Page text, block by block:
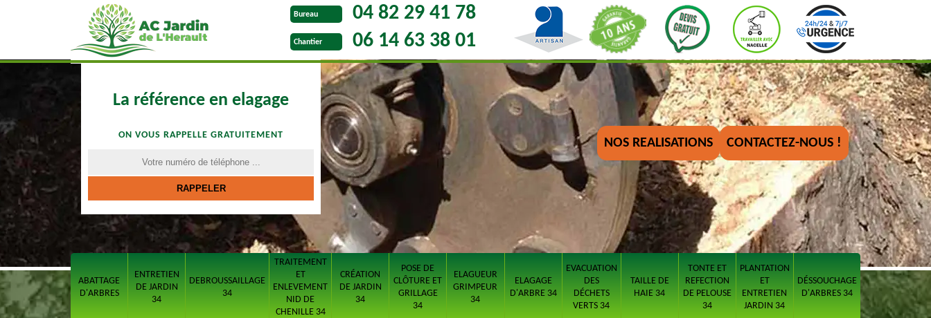
Bureau 04 82 29 41 78
Chantier 06 14 63 38 01
La référence en elagage
ON VOUS RAPPELLE GRATUITEMENT
NOS REALISATIONS CONTACTEZ-NOUS !
ABATTAGE
D'ARBRES
ENTRETIEN
DE JARDIN
34
DEBROUSSAILLAGE
34
TRAITEMENT
ET
ENLEVEMENT
NID DE
CHENILLE 34
CRÉATION
DE JARDIN
34
POSE DE
CLÔTURE ET
GRILLAGE
34
ELAGUEUR
GRIMPEUR
34
ELAGAGE
D'ARBRE 34
EVACUATION
DES
DÉCHETS
VERTS 34
TAILLE DE
HAIE 34
TONTE ET
REFECTION
DE PELOUSE
34
PLANTATION
ET
ENTRETIEN
JARDIN 34
DÉSSOUCHAGE
D'ARBRES 34